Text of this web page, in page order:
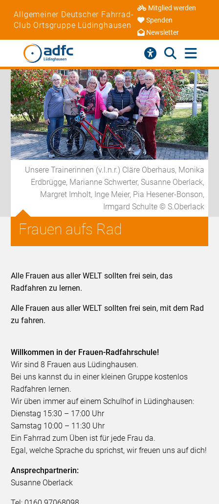
Allgemeiner Deutscher Fahrrad-
Club Ortsgruppe Lüdinghausen
Mitglied werden
Spenden
Newsletter
Unsere Trainerinnen (v.l.n.r.) Cläre Oberhaus, Monika
Erdbrügge, Marianne Schwerter, Susanne Oberlack,
Margret Imholt, Inge Meier, Pia Hesener-Bonson,
Irmgard Schulte © S.Oberlack
Frauen aufs Rad
Alle Frauen aus aller WELT sollten frei sein, das
Radfahren zu lernen.
Alle Frauen aus aller WELT sollten frei sein, mit dem Rad
zu fahren.
Willkommen in der Frauen-Radfahrschule!
Wir sind 8 Frauen aus Lüdinghausen.
Bei uns kannst du in einer kleinen Gruppe kostenlos
Radfahren lernen.
Wir üben immer auf einem Schulhof in Lüdinghausen:
Dienstag 15:30 – 17:00 Uhr
Samstag 10:00 – 11:30 Uhr
Ein Fahrrad zum Üben ist für jede Frau da.
Egal, welche Sprache du sprichst, wir freuen uns auf dich!
Ansprechpartnerin:
Susanne Oberlack